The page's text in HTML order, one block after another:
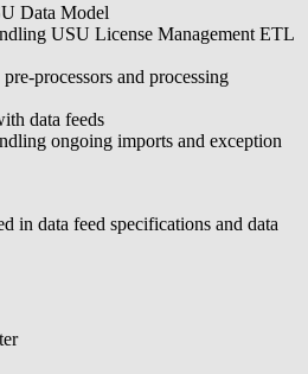
Data Model
USU License Management ETL
processors and processing
data feeds
ongoing imports and exception
in data feed specifications and data